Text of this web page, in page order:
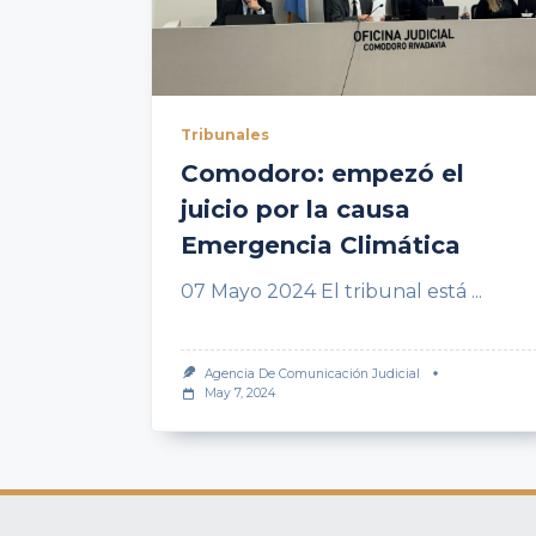
Tribunales
Comodoro: empezó el
juicio por la causa
Emergencia Climática
07 Mayo 2024 El tribunal está ...
Agencia De Comunicación Judicial
May 7, 2024